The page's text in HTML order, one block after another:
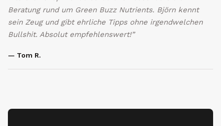
Beratung rund um Green Buzz Nutrients. Björn kennt
sein Zeug und gibt ehrliche Tipps ohne irgendwelchen
Bullshit. Absolut empfehlenswert!”
— Tom R.